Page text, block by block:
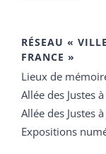
RÉSEAU «
FRANCE »
Lieux de
Allée des Justes
Allée des Justes
Expositions